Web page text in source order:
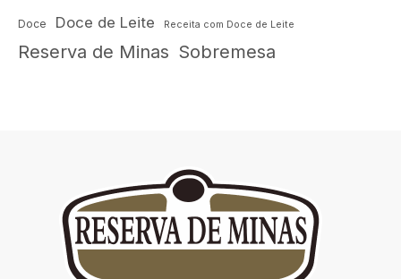
Doce Doce de Leite Receita com Doce de Leite
Reserva de Minas Sobremesa